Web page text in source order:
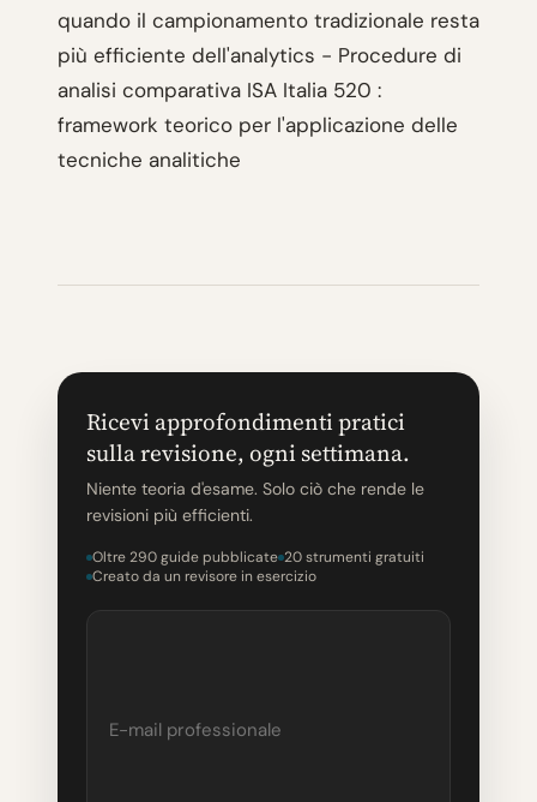
quando il campionamento tradizionale resta
più efficiente dell'analytics - Procedure di
analisi comparativa ISA Italia 520 :
framework teorico per l'applicazione delle
tecniche analitiche
Ricevi approfondimenti pratici
sulla revisione, ogni settimana.
Niente teoria d'esame. Solo ciò che rende le
revisioni più efficienti.
Oltre 290 guide pubblicate 20 strumenti gratuiti
Creato da un revisore in esercizio